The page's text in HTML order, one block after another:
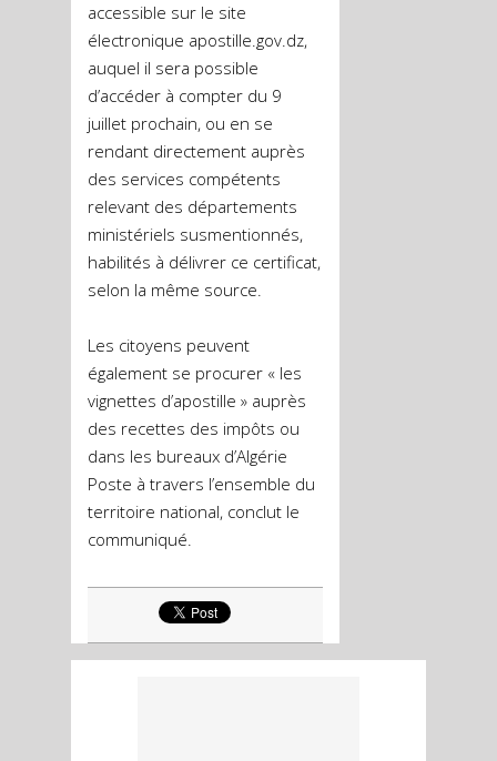
accessible sur le site
électronique apostille.gov.dz,
auquel il sera possible
d’accéder à compter du 9
juillet prochain, ou en se
rendant directement auprès
des services compétents
relevant des départements
ministériels susmentionnés,
habilités à délivrer ce certificat,
selon la même source.
Les citoyens peuvent
également se procurer « les
vignettes d’apostille » auprès
des recettes des impôts ou
dans les bureaux d’Algérie
Poste à travers l’ensemble du
territoire national, conclut le
communiqué.